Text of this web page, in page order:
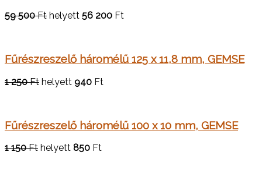
59 500 Ft helyett 56 200 Ft
Fűrészreszelő háromélű 125 x 11,8 mm, GEMSE
1 250 Ft helyett 940 Ft
Fűrészreszelő háromélű 100 x 10 mm, GEMSE
1 150 Ft helyett 850 Ft